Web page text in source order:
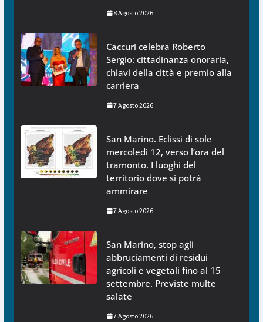
8 Agosto 2026
Caccuri celebra Roberto
Sergio: cittadinanza onoraria,
chiavi della città e premio alla
carriera
7 Agosto 2026
San Marino. Eclissi di sole
mercoledì 12, verso l’ora del
tramonto. I luoghi del
territorio dove si potrà
ammirare
7 Agosto 2026
San Marino, stop agli
abbruciamenti di residui
agricoli e vegetali fino al 15
settembre. Previste multe
salate
7 Agosto 2026